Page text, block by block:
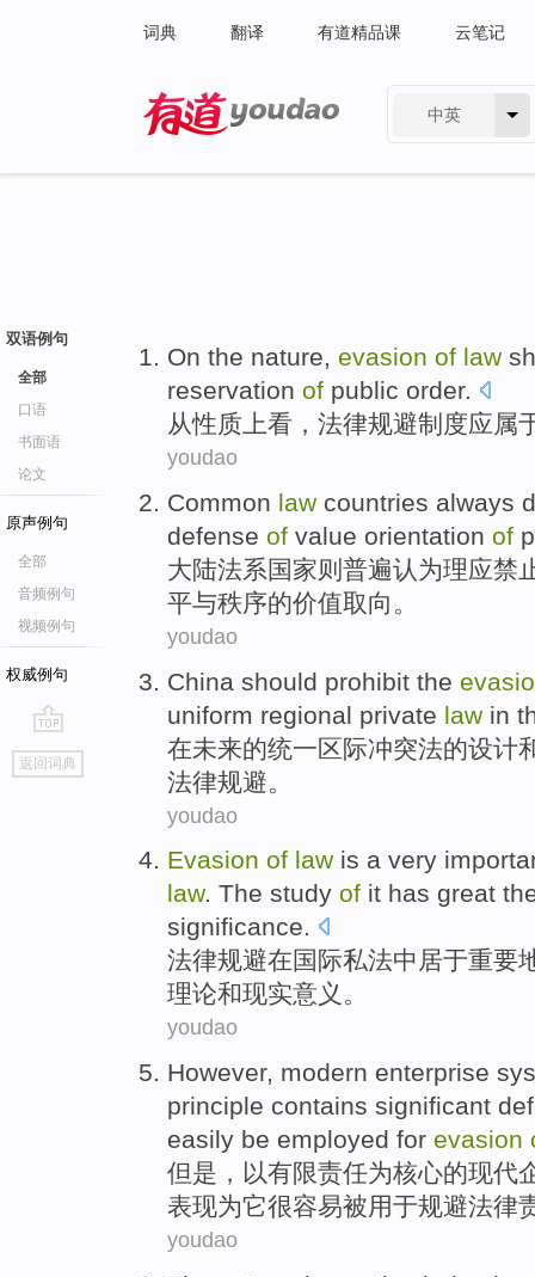
词典 翻译 有道精品课 云笔记
中英
双语例句
全部
口语
书面语
论文
原声例句
全部
音频例句
视频例句
权威例句
go
top
返回词典
On the nature, evasion of law
reservation of public order.
从性质 上看， 法律规避制度应属
youdao
Common law countries always
defense of value orientation of
大陆法系国家则 普遍认为理应禁
平与秩序的价值取向 。
youdao
China should prohibit the
uniform regional private law in
在未来的统一区际冲突法的设计
法律规避。
youdao
Evasion of law is a very
law. The study of it has great
significance.
法律规避在国际私法中居于重要
理论和现实意义 。
youdao
However, modern enterprise
principle contains significant
easily be employed for evasion
但是 ， 以有限责任为核心的现代
表现为它很容易被用于规避法律
youdao